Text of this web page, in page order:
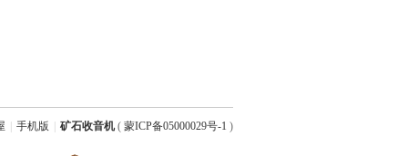
手机版 矿石收音机( 蒙ICP备05000029号-1 )